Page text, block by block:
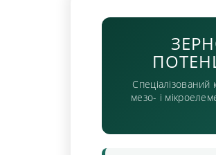
мезо- і